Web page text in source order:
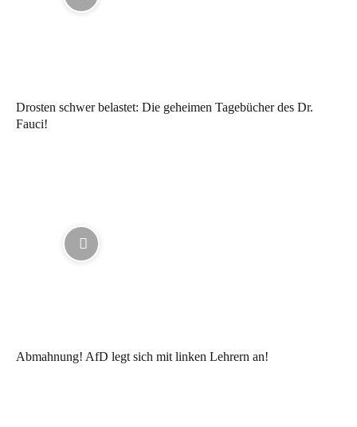
Drosten schwer belastet: Die geheimen Tagebücher des Dr.
Fauci!
Abmahnung! AfD legt sich mit linken Lehrern an!